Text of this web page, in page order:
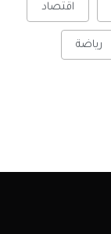
اقتصاد
رياضة